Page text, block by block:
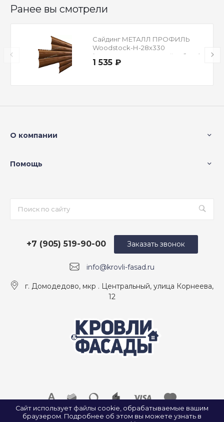
Ранее вы смотрели
Сайдинг МЕТАЛЛ ПРОФИЛЬ
Woodstock-Н-28х330
(ECOSTEEL-01-МореныйДуб-0.5)
1 535 ₽
О компании
Помощь
info@krovli-fasad.ru
+7 (905) 519-90-00
г. Домодедово, мкр . Центральный, улица Корнеева,
12
Заказать звонок
Сайт использует файлы cookie, обрабатываемые вашим
браузером. Подробнее об этом вы можете узнать в